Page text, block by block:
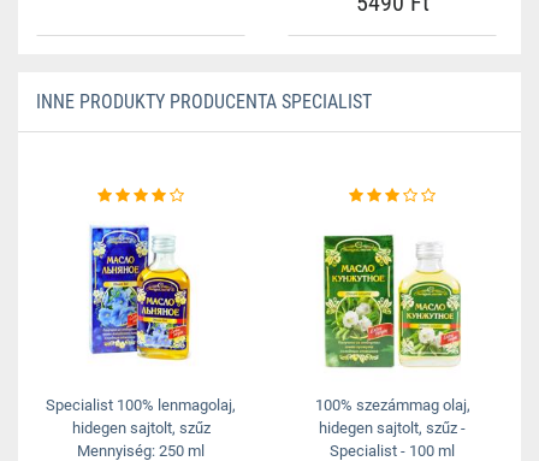
INNE PRODUKTY PRODUCENTA SPECIALIST
Specialist 100% lenmagolaj,
hidegen sajtolt, szűz
Mennyiség: 250 ml
100% szezámmag olaj,
hidegen sajtolt, szűz -
Specialist - 100 ml